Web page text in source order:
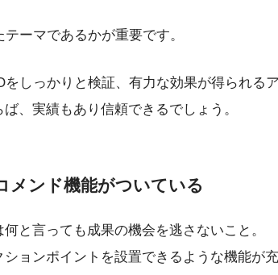
ーマであるかが重要です。
をしっかりと検証、有力な効果が得られる
ば、実績もあり信頼できるでしょう。
メンド機能がついている
と言っても成果の機会を逃さないこと。
ョンポイントを設置できるような機能が